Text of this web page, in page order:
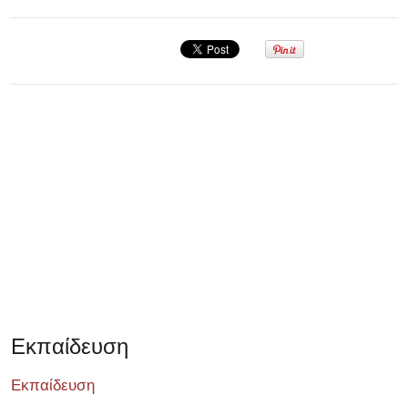
Εκπαίδευση
Εκπαίδευση